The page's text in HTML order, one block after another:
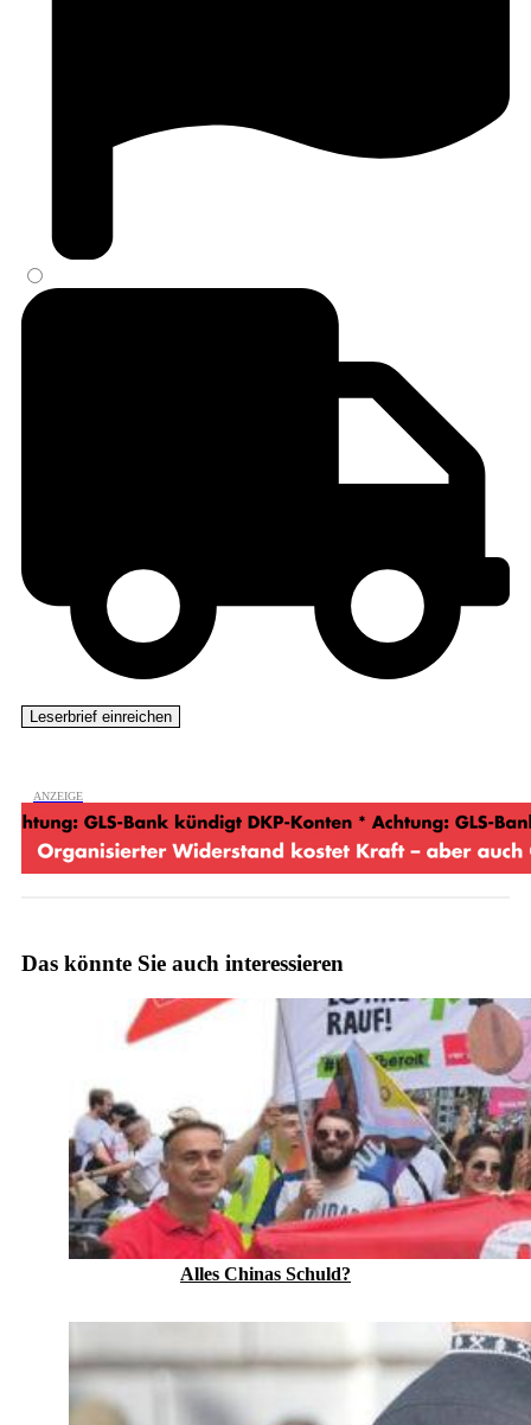
Das könnte Sie auch interessieren
Alles Chinas Schuld?